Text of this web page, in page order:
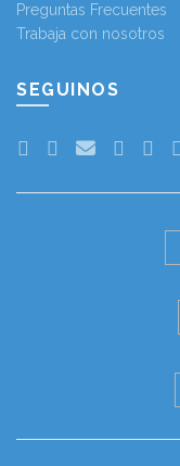
Preguntas Frecuentes
Trabaja con nosotros
SEGUINOS